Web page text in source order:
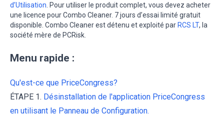
d’Utilisation . Pour utiliser le produit complet, vous devez acheter
une licence pour Combo Cleaner. 7 jours d’essai limité gratuit
disponible. Combo Cleaner est détenu et exploité par RCS LT, la
société mère de PCRisk.
Menu rapide :
Qu'est-ce que PriceCongress?
ÉTAPE 1. Désinstallation de l'application PriceCongress
en utilisant le Panneau de Configuration.